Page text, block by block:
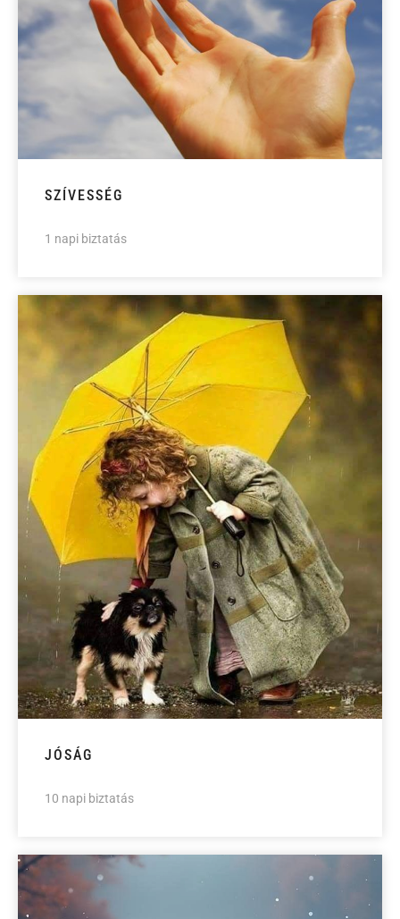
SZÍVESSÉG
1 napi biztatás
JÓSÁG
10 napi biztatás